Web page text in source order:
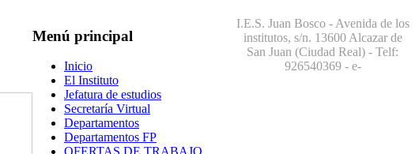
Menú principal
Inicio
El Instituto
Jefatura de estudios
Secretaría Virtual
Departamentos
Departamentos FP
I.E.S. Juan Bosco - Avenida de los
institutos, s/n. 13600 Alcazar de
San Juan (Ciudad Real) - Telf:
926540369- e-